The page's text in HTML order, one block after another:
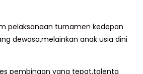
pelaksanaan turnamen kedepan
dewasa,melainkan anak usia dini
pembinaan yang tepat,talenta